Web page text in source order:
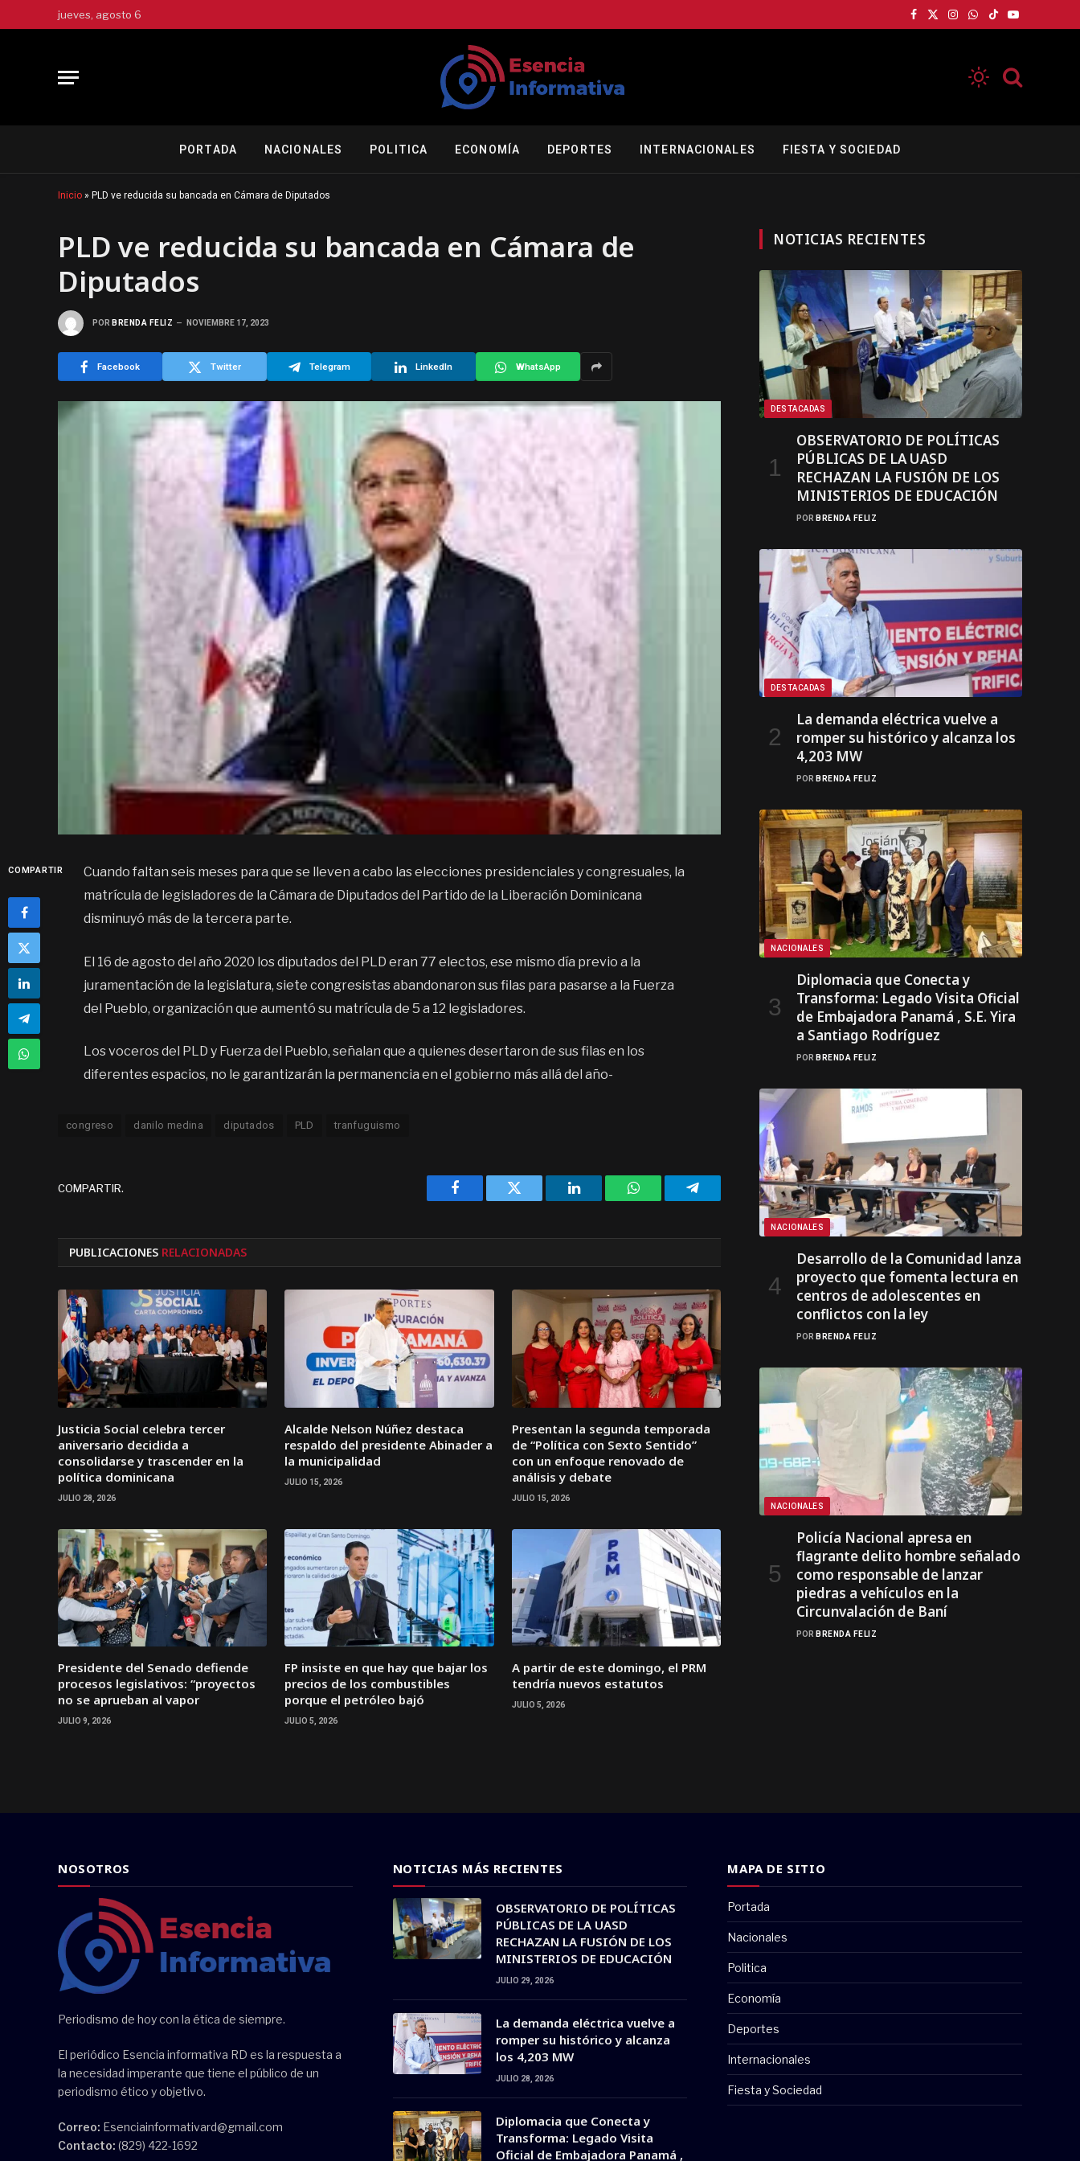
jueves, agosto 6
Facebook
X
Instagram
WhatsApp
TikTokYouTube
PORTADA NACIONALES POLITICA ECONOMÍA DEPORTES INTERNACIONALES FIESTA Y SOCIEDAD
Inicio » PLD ve reducida su bancada en Cámara de Diputados
PLD ve reducida su bancada en Cámara de
Diputados
POR BRENDA FELIZ NOVIEMBRE 17, 2023
Facebook Twitter Telegram LinkedIn WhatsApp
COMPARTIR
Cuando faltan seis meses para que se lleven a cabo las elecciones presidenciales y congresuales, la
matrícula de legisladores de la Cámara de Diputados del Partido de la Liberación Dominicana
disminuyó más de la tercera parte.
El 16 de agosto del año 2020 los diputados del PLD eran 77 electos, ese mismo día previo a la
juramentación de la legislatura, siete congresistas abandonaron sus filas para pasarse a la Fuerza
del Pueblo, organización que aumentó su matrícula de 5 a 12 legisladores.
Los voceros del PLD y Fuerza del Pueblo, señalan que a quienes desertaron de sus filas en los
diferentes espacios, no le garantizarán la permanencia en el gobierno más allá del año-
congreso danilo medina diputados PLD tranfuguismo
COMPARTIR.
Facebook Twitter LinkedIn WhatsAppTelegram
PUBLICACIONES RELACIONADAS
Justicia Social celebra tercer
aniversario decidida a
consolidarse y trascender en la
política dominicana
JULIO 28, 2026
Alcalde Nelson Núñez destaca
respaldo del presidente Abinader a
la municipalidad
JULIO 15, 2026
Presentan la segunda temporada
de “Política con Sexto Sentido”
con un enfoque renovado de
análisis y debate
JULIO 15, 2026
Presidente del Senado defiende
procesos legislativos: “proyectos
no se aprueban al vapor
JULIO 9, 2026
FP insiste en que hay que bajar los
precios de los combustibles
porque el petróleo bajó
JULIO 5, 2026
A partir de este domingo, el PRM
tendría nuevos estatutos
JULIO 5, 2026
NOTICIAS RECIENTES
DESTACADAS
OBSERVATORIO DE POLÍTICAS
PÚBLICAS DE LA UASD
RECHAZAN LA FUSIÓN DE LOS
MINISTERIOS DE EDUCACIÓN
POR BRENDA FELIZ
DESTACADAS
La demanda eléctrica vuelve a
romper su histórico y alcanza los
4,203 MW
POR BRENDA FELIZ
NACIONALES
Diplomacia que Conecta y
Transforma: Legado Visita Oficial
de Embajadora Panamá , S.E. Yira
a Santiago Rodríguez
POR BRENDA FELIZ
NACIONALES
Desarrollo de la Comunidad lanza
proyecto que fomenta lectura en
centros de adolescentes en
conflictos con la ley
POR BRENDA FELIZ
NACIONALES
Policía Nacional apresa en
flagrante delito hombre señalado
como responsable de lanzar
piedras a vehículos en la
Circunvalación de Baní
POR BRENDA FELIZ
NOSOTROS
Periodismo de hoy con la ética de siempre.
El periódico Esencia informativa RD es la respuesta a
la necesidad imperante que tiene el público de un
periodismo ético y objetivo.
Correo: Esenciainformativard@gmail.com
Contacto: (829) 422-1692
NOTICIAS MÁS RECIENTES
OBSERVATORIO DE POLÍTICAS
PÚBLICAS DE LA UASD
RECHAZAN LA FUSIÓN DE LOS
MINISTERIOS DE EDUCACIÓN
JULIO 29, 2026
La demanda eléctrica vuelve a
romper su histórico y alcanza
los 4,203 MW
JULIO 28, 2026
Diplomacia que Conecta y
Transforma: Legado Visita
Oficial de Embajadora Panamá ,
MAPA DE SITIO
Portada
Nacionales
Politica
Economía
Deportes
Internacionales
Fiesta y Sociedad